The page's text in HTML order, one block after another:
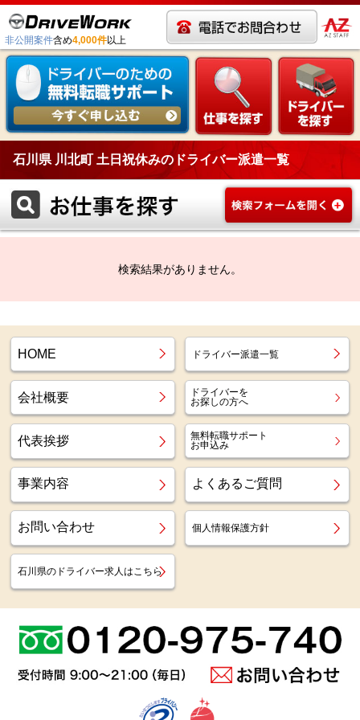
非公開案件含め4,000件以上
石川県 川北町 土日祝休みのドライバー派遣一覧
検索結果がありません。
HOME ドライバー派遣一覧
会社概要
ドライバーを
お探しの方へ
代表挨拶
無料転職サポート
お申込み
事業内容 よくあるご質問
お問い合わせ 個人情報保護方針
石川県のドライバー求人はこちら